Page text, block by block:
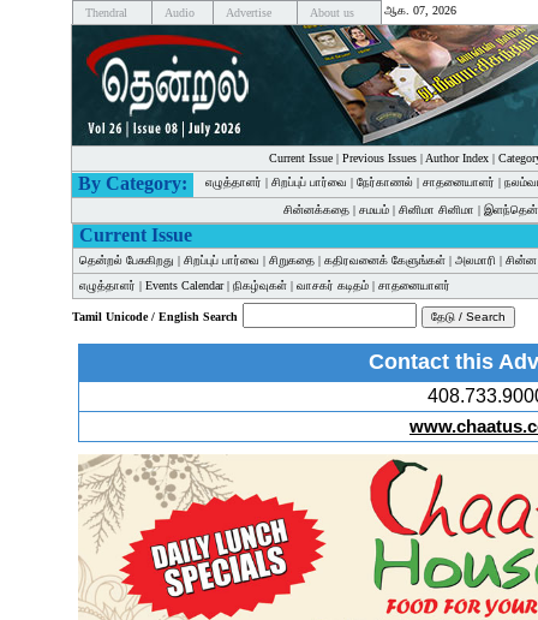
Thendral Audio Advertise About us ஆக. 07, 2026
Current Issue| Previous Issues| Author Index|
By Category: எழுத்தாளர் | சிறப்புப் பார்வை | நேர்காணல் | சாதனையாளர் |
சின்னக்கதை | சமயம் | சினிமா சினிமா |
Current Issue
தென்றல் பேசுகிறது | சிறப்புப் பார்வை | சிறுகதை | கதிரவனைக் கேளுங்கள் | அலமாரி |
எழுத்தாளர் | Events Calendar| நிகழ்வுகள் | வாசகர் கடிதம் | சாதனையாளர்
Tamil Unicode / English Search
Contact this